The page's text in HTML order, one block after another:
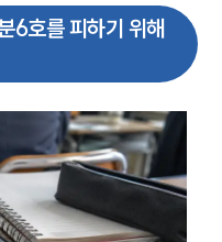
6호를 피하기 위해